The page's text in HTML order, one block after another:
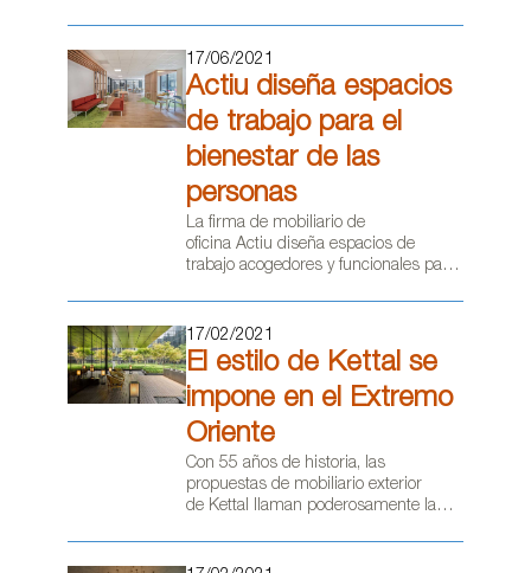
amueblamiento de grandes empresas
tecnológicas en Alemania como
Microsoft y Huawei.
17/06/2021
Actiu diseña espacios
de trabajo para el
bienestar de las
personas
La firma de mobiliario de
oficina Actiu diseña espacios de
trabajo acogedores y funcionales para
proyectos en Francia, Austria y
Estonia.
17/02/2021
El estilo de Kettal se
impone en el Extremo
Oriente
Con 55 años de historia, las
propuestas de mobiliario exterior
de Kettal llaman poderosamente la